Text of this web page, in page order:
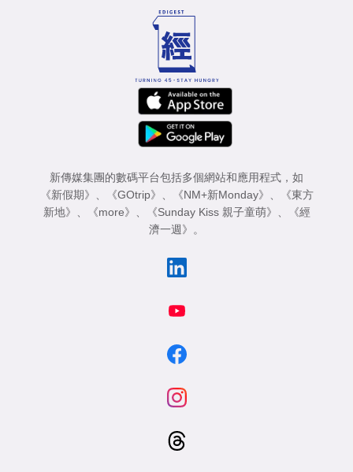
新傳媒集團的數碼平台包括多個網站和應用程式，如
《新假期》
《GOtrip》 《NM+新Monday》
《東方
新地》
《more》 《Sunday Kiss 親子童萌》
《經
濟一週》
。